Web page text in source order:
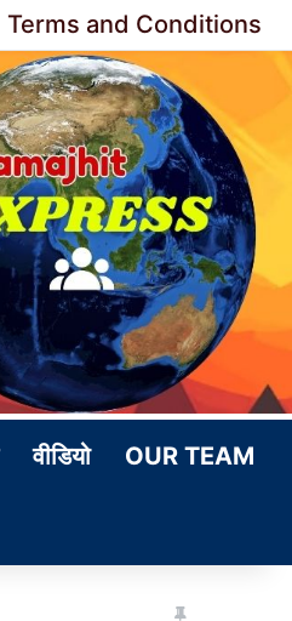
Terms and Conditions
वीडियो OUR TEAM